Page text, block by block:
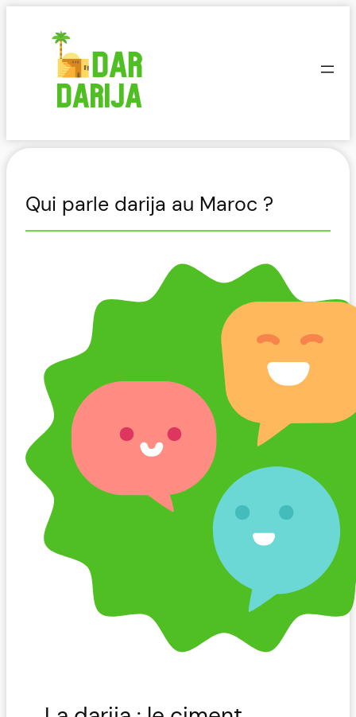
Qui parle darija au Maroc ?